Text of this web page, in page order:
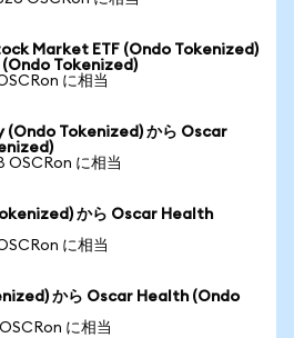
Market ETF (Ondo Tokenized)
Tokenized)
に相当
(Ondo Tokenized) から Oscar
OSCRon に相当
から Oscar Health
に相当
から Oscar Health (Ondo
に相当